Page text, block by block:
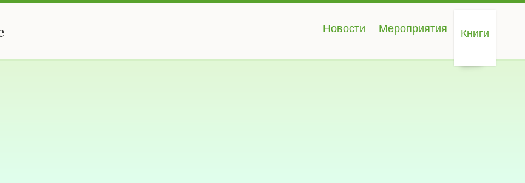
Новости Мероприятия Книги